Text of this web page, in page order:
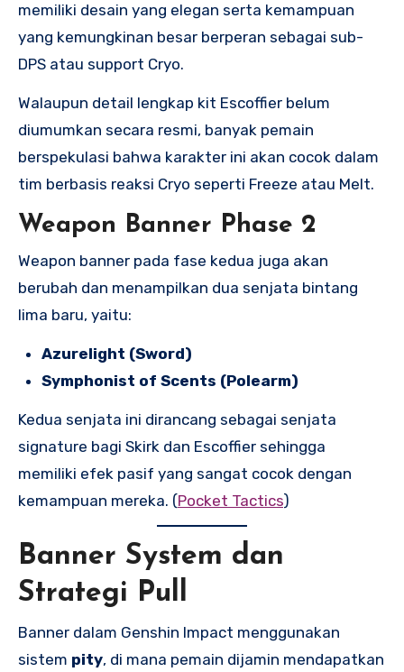
memiliki desain yang elegan serta kemampuan
yang kemungkinan besar berperan sebagai sub-
DPS atau support Cryo.
Walaupun detail lengkap kit Escoffier belum
diumumkan secara resmi, banyak pemain
berspekulasi bahwa karakter ini akan cocok dalam
tim berbasis reaksi Cryo seperti Freeze atau Melt.
Weapon Banner Phase 2
Weapon banner pada fase kedua juga akan
berubah dan menampilkan dua senjata bintang
lima baru, yaitu:
Azurelight (Sword)
Symphonist of Scents (Polearm)
Kedua senjata ini dirancang sebagai senjata
signature bagi Skirk dan Escoffier sehingga
memiliki efek pasif yang sangat cocok dengan
kemampuan mereka. (Pocket Tactics)
Banner System dan
Strategi Pull
Banner dalam Genshin Impact menggunakan
sistem pity, di mana pemain dijamin mendapatkan